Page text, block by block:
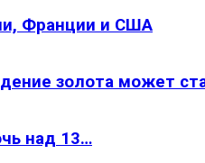
Франции и США
золота может
над 13…